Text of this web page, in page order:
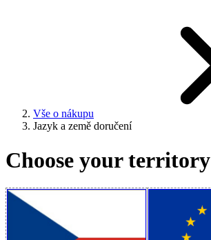
Vše o nákupu
Jazyk a země doručení
Choose your territory